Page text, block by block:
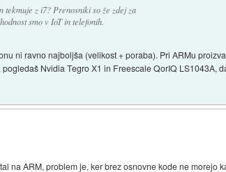
z i7? Prenosniki so že zdej za
smo v IoT in telefonih.
ni ravno najboljša (velikost + poraba). Pri ARMu
Nvidia Tegro X1 in Freescale QorIQ LS1043A,
na ARM, problem je, ker brez osnovne kode ne morejo